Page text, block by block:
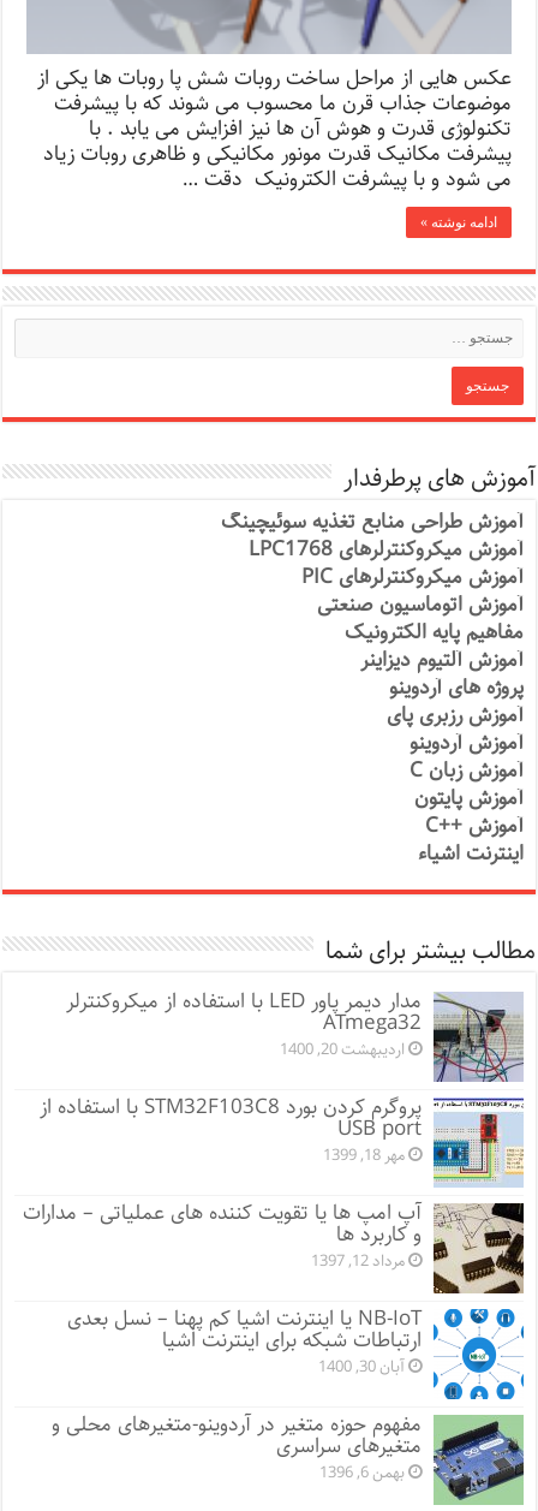
عکس هایی از مراحل ساخت روبات شش پا روبات ها یکی از
موضوعات جذاب قرن ما محسوب می شوند که با پیشرفت
تکنولوژی قدرت و هوش آن ها نیز افزایش می یابد . با
پیشرفت مکانیک قدرت مونور مکانیکی و ظاهری روبات زیاد
می شود و با پیشرفت الکترونیک دقت …
ادامه نوشته »
آموزش های پرطرفدار
آموزش طراحی منابع تغذیه سوئیچینگ
آموزش میکروکنترلرهای LPC1768
آموزش میکروکنترلرهای PIC
آموزش اتوماسیون صنعتی
مفاهیم پایه الکترونیک
آموزش آلتیوم دیزاینر
پروژه های آردوینو
آموزش رزبری پای
آموزش آردوینو
آموزش زبان C
آموزش پایتون
آموزش ++C
اینترنت اشیاء
مطالب بیشتر برای شما
مدار دیمر پاور LED با استفاده از میکروکنترلر
ATmega32
اردیبهشت 20, 1400
پروگرم کردن بورد STM32F103C8 با استفاده از
USB port
مهر 18, 1399
آپ امپ ها یا تقویت کننده های عملیاتی – مدارات
و کاربرد ها
مرداد 12, 1397
NB-IoT یا اینترنت اشیا کم پهنا – نسل بعدی
ارتباطات شبکه برای اینترنت اشیا
آبان 30, 1400
مفهوم حوزه متغیر در آردوینو-متغیرهای محلی و
متغیرهای سراسری
بهمن 6, 1396